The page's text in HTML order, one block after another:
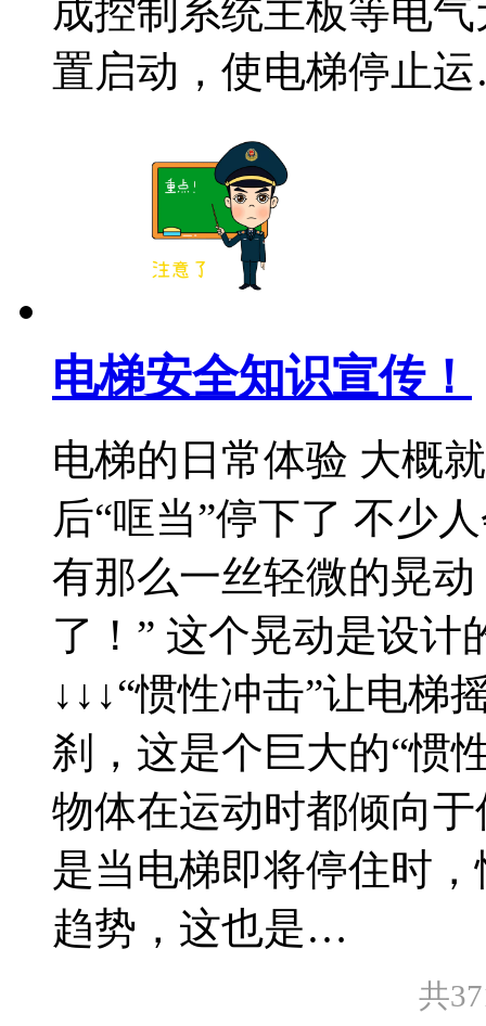
成控制系统主板等电
置启动，使电梯停止
电梯安全知识宣传！
电梯的日常体验 大概
后“哐当”停下了 不少
有那么一丝轻微的晃
了！” 这个晃动是设计
↓↓↓“惯性冲击”让电梯
刹，这是个巨大的“惯
物体在运动时都倾向
是当电梯即将停住时
趋势，这也是…
共